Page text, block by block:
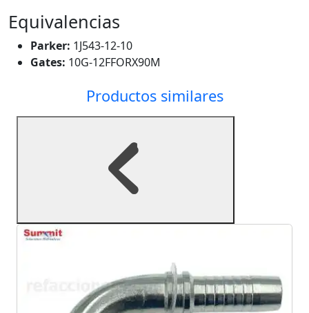
Equivalencias
Parker: 1J543-12-10
Gates: 10G-12FFORX90M
Productos similares